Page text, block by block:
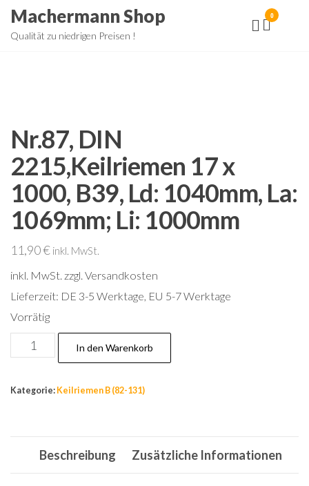
ZumMachermann Shop
Qualität zu niedrigen Preisen !
0
Nr.87, DIN
2215,Keilriemen 17 x
1000, B39, Ld: 1040mm, La:
1069mm; Li: 1000mm
11,90€ inkl. MwSt.
inkl. MwSt. zzgl. Versandkosten
Lieferzeit: DE 3-5 Werktage, EU 5-7 Werktage
Vorrätig
Nr.87,
DIN
In den Warenkorb
Kategorie: Keilriemen B (82-131)
Beschreibung Zusätzliche Informationen